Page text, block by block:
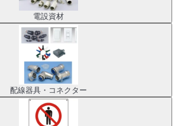
電設資材
配線器具・コネクター